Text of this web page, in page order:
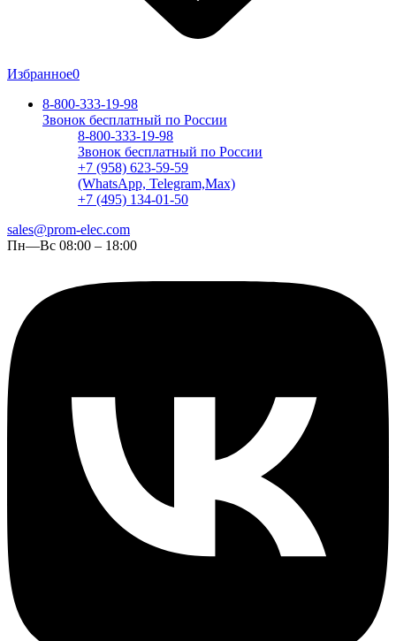
Избранное0
8-800-333-19-98
Звонок бесплатный по России
8-800-333-19-98
Звонок бесплатный по России
+7 (958) 623-59-59
(WhatsApp, Telegram,Max)
+7 (495) 134-01-50
sales@prom-elec.com
Пн—Вс 08:00 – 18:00